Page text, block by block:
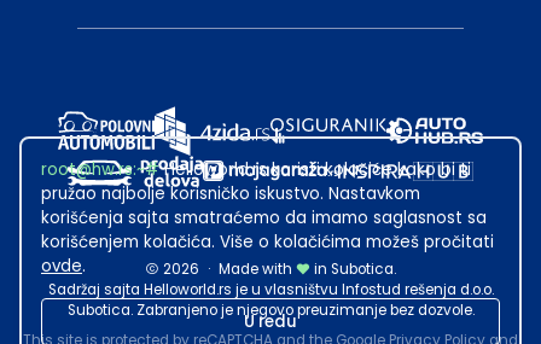
2026 · Made with
in Subotica.
Sadržaj sajta Helloworld.rs je u vlasništvu Infostud rešenja d.o.o.
Subotica. Zabranjeno je njegovo preuzimanje bez dozvole.
root@hw.rs:~#Helloworld.rs koristi kolačiće kako bi ti
pružao najbolje korisničko iskustvo. Nastavkom
korišćenja sajta smatraćemo da imamo saglasnost sa
korišćenjem kolačića. Više o kolačićima možeš pročitati
ovde.
U redu